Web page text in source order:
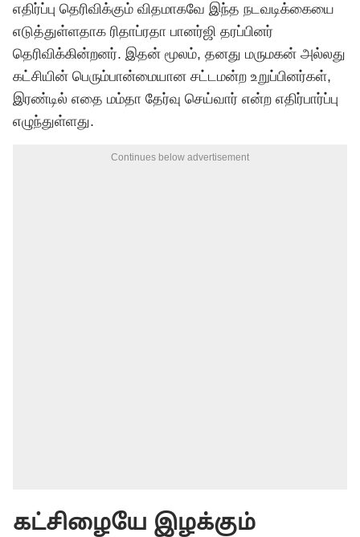
எதிர்ப்பு தெரிவிக்கும் விதமாகவே இந்த நடவடிக்கையை
எடுத்துள்ளதாக ரிதாப்ரதா பானர்ஜி தரப்பினர்
தெரிவிக்கின்றனர். இதன் மூலம், தனது மருமகன் அல்லது
கட்சியின் பெரும்பான்மையான சட்டமன்ற உறுப்பினர்கள்,
இரண்டில் எதை மம்தா தேர்வு செய்வார் என்ற எதிர்பார்ப்பு
எழுந்துள்ளது.
Continues below advertisement
கட்சிழையே இழக்கும்